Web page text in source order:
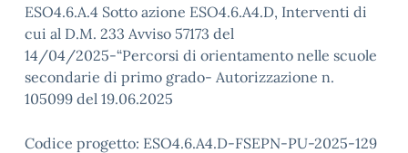
ESO4.6.A.4 Sotto azione ESO4.6.A4.D, Interventi di
cui al D.M. 233 Avviso 57173 del
14/04/2025-“Percorsi di orientamento nelle scuole
secondarie di primo grado- Autorizzazione n.
105099 del 19.06.2025
Codice progetto: ESO4.6.A4.D-FSEPN-PU-2025-129